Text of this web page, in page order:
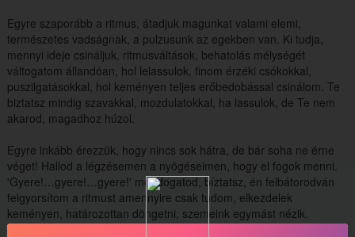
Egyre szaporább a ritmus, átadjuk magunkat valami elemi,
természetes vadságnak, a pulzusunk az egekben van. Ki tudja,
mennyi ideje csináljuk, ritmusváltások, behatolás mélységét
váltogatom állandóan, hol lelassulok, finom érzéki csókokkal,
puszilgatásokkal, hol keményen teljes erőbedobással csinálom. Te
biztatsz mindig szavakkal, mozdulatokkal, ha lassulok, de Te nem
akarod, magadhoz húzol.
Egyre inkább érezzük, hogy nincs sok hátra, de bár soha ne érne
véget! Hallod a légzésemen a nyögéseimen, hogy el fogok menni.
'Gyere!…gyere!…gyere!' mondogatod, bíztatsz, én felbátorodván
felgyorsítom a ritmust amennyire csak tudom, elkezdelek
keményen, határozottan döngetni, szemeink egymást nézik.
'Mindjárt…mindjárt, Beléd akarok élvezni' mondom Neked, közben